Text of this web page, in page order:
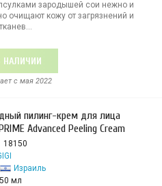
зародышей сои нежно и
очищают кожу от загрязнений и
НАЛИЧИИ
c мая 2022
пилинг-крем для лица
PRIME Advanced Peeling Cream
18150
Израиль
50 мл